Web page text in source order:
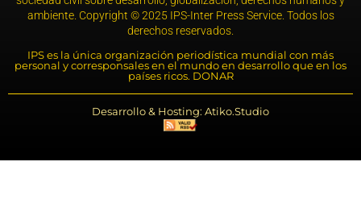
ambiente. Copyright © 2025 IPS-Inter Press Service. Todos los
derechos reservados.
IPS es la única organización periodística mundial con más
personal y corresponsales en el mundo en desarrollo que en los
países ricos. DONAR
Desarrollo & Hosting: Atiko.Studio